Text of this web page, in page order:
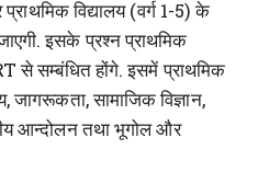
विद्यालय (वर्ग 1-5) के
इसके प्रश्न प्राथमिक
से सम्बंधित होंगे. इसमें प्राथमिक
जागरूकता, सामाजिक विज्ञान,
आन्दोलन तथा भूगोल और